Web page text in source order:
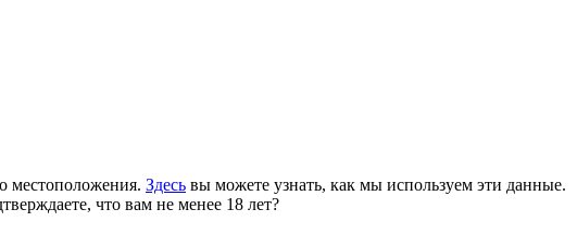
местоположения. Здесь вы можете узнать, как мы используем эти данные.
что вам не менее 18 лет?